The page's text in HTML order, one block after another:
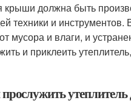
крыши должна быть
техники и
мусора и влаги, и
и приклеить